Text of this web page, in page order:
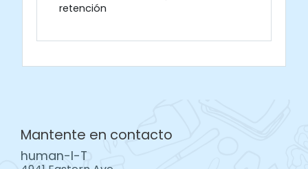
retención
Mantente en contacto
human-I-T